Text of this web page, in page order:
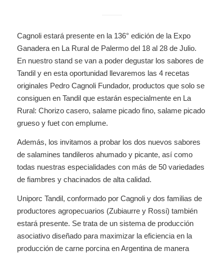
Cagnoli estará presente en la 136° edición de la Expo
Ganadera en La Rural de Palermo del 18 al 28 de Julio.
En nuestro stand se van a poder degustar los sabores de
Tandil y en esta oportunidad llevaremos las 4 recetas
originales Pedro Cagnoli Fundador, productos que solo se
consiguen en Tandil que estarán especialmente en La
Rural: Chorizo casero, salame picado fino, salame picado
grueso y fuet con emplume.
Además, los invitamos a probar los dos nuevos sabores
de salamines tandileros ahumado y picante, así como
todas nuestras especialidades con más de 50 variedades
de fiambres y chacinados de alta calidad.
Uniporc Tandil, conformado por Cagnoli y dos familias de
productores agropecuarios (Zubiaurre y Rossi) también
estará presente. Se trata de un sistema de producción
asociativo diseñado para maximizar la eficiencia en la
producción de carne porcina en Argentina de manera